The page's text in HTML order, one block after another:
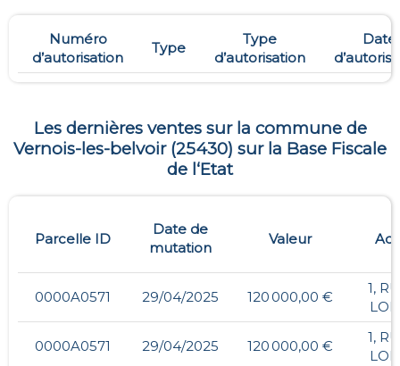
Numéro
d’autorisation
Type
Type
d’autorisation
Date
Les dernières ventes sur la commune de
Vernois-les-belvoir(25430) sur la Base Fiscale
de l‘Etat
Parcelle ID
Date de
mutation
Valeur
0000A0571 29/04/2025 120 000,00 €
1,
0000A0571 29/04/2025 120 000,00 €
1,